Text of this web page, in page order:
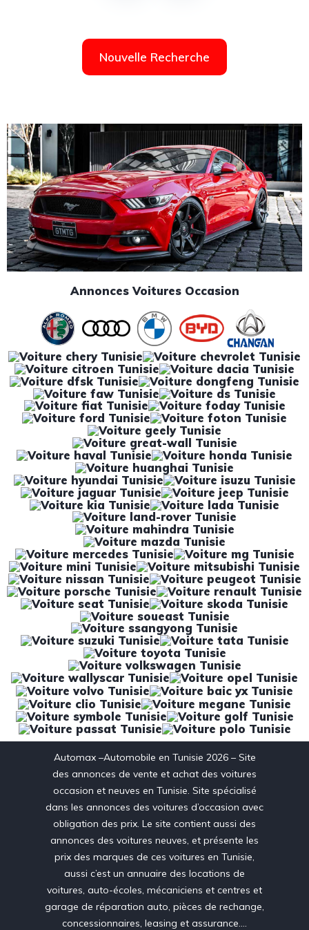
Nouvelle Recherche
Annonces Voitures Occasion
Automax –Automobile en Tunisie 2026 – Site
des annonces de vente et achat des voitures
occasion et neuves en Tunisie. Site spécialisé
dans les annonces des voitures d’occasion avec
obligation des prix. Le site contient aussi des
annonces des voitures neuves, et présente les
prix des marques de ces voitures en Tunisie,
aussi c’est un annuaire des locations de
voitures, auto-écoles, mécaniciens et centres et
garage de réparation auto, pièces de rechange,
concessionnaires, leasing et assurance….